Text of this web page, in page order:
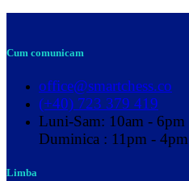
Cum comunicam
office@smartchess.co
(+40) 723 379 419
Luni-Sam: 10am - 6pm
Duminica : 11pm - 4pm
Limba